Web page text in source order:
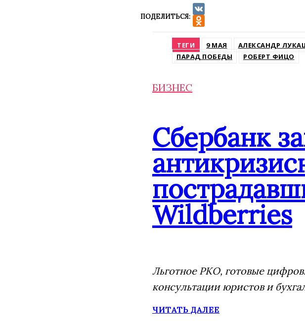
ПОДЕЛИТЬСЯ:
VK
ТЕГИ 9 МАЯ АЛЕКСАНДР
ПАРАД ПОБЕДЫ
РОБЕРТ ФИЦО
БИЗНЕС
Сбербанк
Wildberries
Льготное РКО, готовые
консультации юристов и
ЧИТАТЬ ДАЛЕЕ